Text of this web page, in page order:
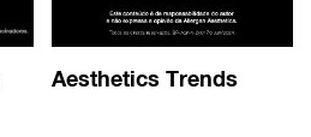
Aesthetics Trends